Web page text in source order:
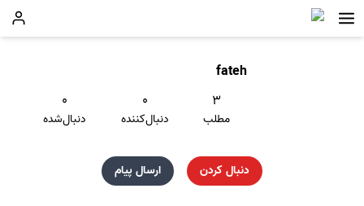
fateh
۳
مطلب
۰
دنبال‌کننده
۰
دنبال‌شده
دنبال کردن ارسال پیام